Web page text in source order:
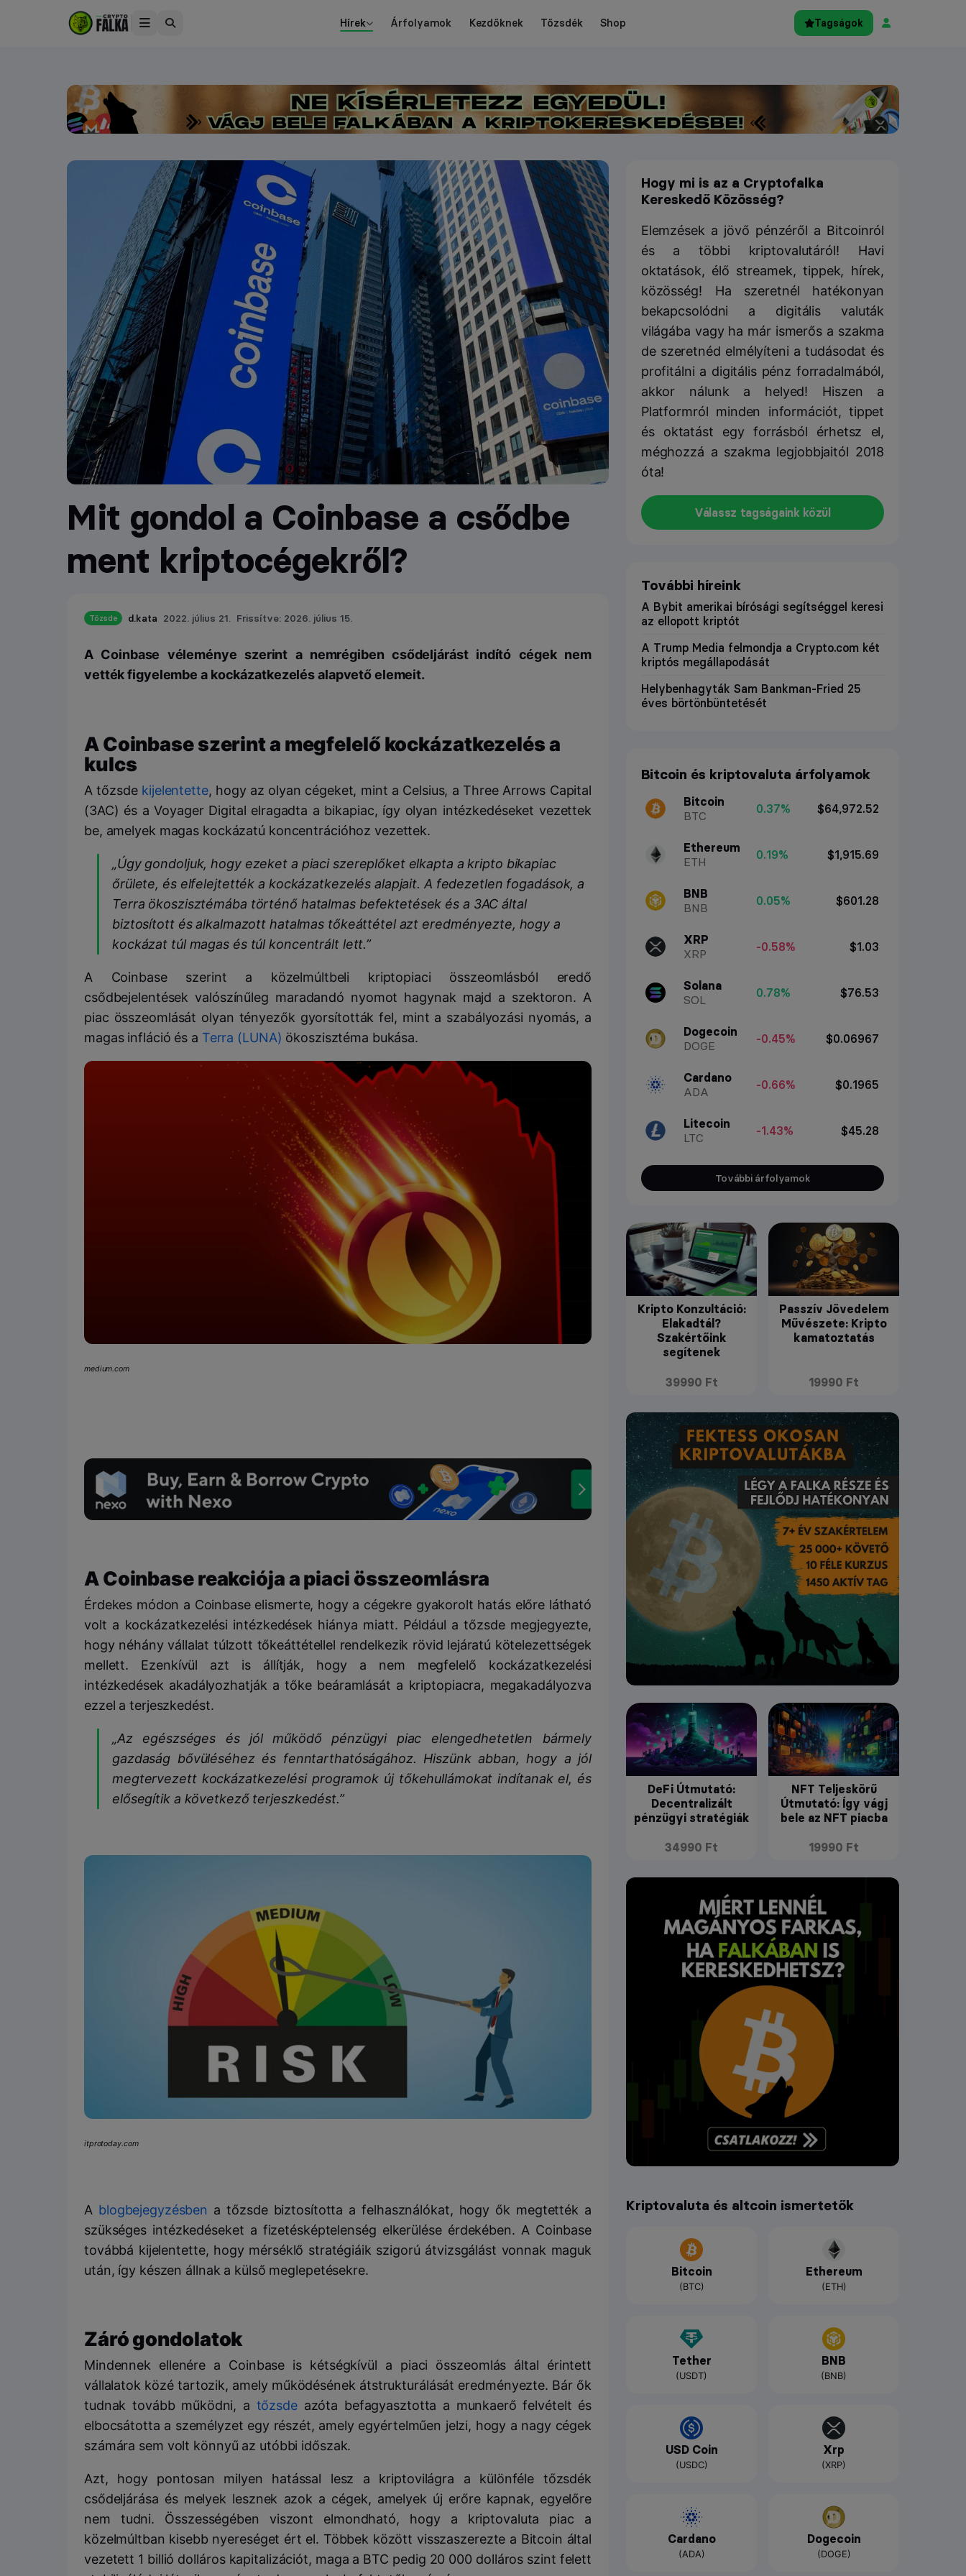
Hírek Árfolyamok Kezdőknek Tőzsdék Shop Tagságok
Mit gondol a Coinbase a csődbe
ment kriptocégekről?
Tőzsde d.kata 2022. július 21. Frissítve: 2026. július 15.
A Coinbase véleménye szerint a nemrégiben csődeljárást indító cégek nem
vették figyelembe a kockázatkezelés alapvető elemeit.
A Coinbase szerint a megfelelő kockázatkezelés a
kulcs
A tőzsde kijelentette, hogy az olyan cégeket, mint a Celsius, a Three Arrows Capital
(3AC) és a Voyager Digital elragadta a bikapiac, így olyan intézkedéseket vezettek
be, amelyek magas kockázatú koncentrációhoz vezettek.
„Úgy gondoljuk, hogy ezeket a piaci szereplőket elkapta a kripto bikapiac
őrülete, és elfelejtették a kockázatkezelés alapjait. A fedezetlen fogadások, a
Terra ökoszisztémába történő hatalmas befektetések és a 3AC által
biztosított és alkalmazott hatalmas tőkeáttétel azt eredményezte, hogy a
kockázat túl magas és túl koncentrált lett.”
A Coinbase szerint a közelmúltbeli kriptopiaci összeomlásból eredő
csődbejelentések valószínűleg maradandó nyomot hagynak majd a szektoron. A
piac összeomlását olyan tényezők gyorsították fel, mint a szabályozási nyomás, a
magas infláció és a Terra (LUNA) ökoszisztéma bukása.
medium.com
A Coinbase reakciója a piaci összeomlásra
Érdekes módon a Coinbase elismerte, hogy a cégekre gyakorolt hatás előre látható
volt a kockázatkezelési intézkedések hiánya miatt. Például a tőzsde megjegyezte,
hogy néhány vállalat túlzott tőkeáttétellel rendelkezik rövid lejáratú kötelezettségek
mellett. Ezenkívül azt is állítják, hogy a nem megfelelő kockázatkezelési
intézkedések akadályozhatják a tőke beáramlását a kriptopiacra, megakadályozva
ezzel a terjeszkedést.
„Az egészséges és jól működő pénzügyi piac elengedhetetlen bármely
gazdaság bővüléséhez és fenntarthatóságához. Hiszünk abban, hogy a jól
megtervezett kockázatkezelési programok új tőkehullámokat indítanak el, és
elősegítik a következő terjeszkedést.”
itprotoday.com
A blogbejegyzésben a tőzsde biztosította a felhasználókat, hogy ők megtették a
szükséges intézkedéseket a fizetésképtelenség elkerülése érdekében. A Coinbase
továbbá kijelentette, hogy mérséklő stratégiáik szigorú átvizsgálást vonnak maguk
után, így készen állnak a külső meglepetésekre.
Záró gondolatok
Mindennek ellenére a Coinbase is kétségkívül a piaci összeomlás által érintett
vállalatok közé tartozik, amely működésének átstrukturálását eredményezte. Bár ők
tudnak tovább működni, a tőzsdeazóta befagyasztotta a munkaerő felvételt és
elbocsátotta a személyzet egy részét, amely egyértelműen jelzi, hogy a nagy cégek
számára sem volt könnyű az utóbbi időszak.
Azt, hogy pontosan milyen hatással lesz a kriptovilágra a különféle tőzsdék
csődeljárása és melyek lesznek azok a cégek, amelyek új erőre kapnak, egyelőre
nem tudni. Összességében viszont elmondható, hogy a kriptovaluta piac a
közelmúltban kisebb nyereséget ért el. Többek között visszaszerezte a Bitcoin által
vezetett 1 billió dolláros kapitalizációt, maga a BTC pedig 20 000 dolláros szint felett
Hogy mi is az a Cryptofalka
Kereskedő Közösség?
Elemzések a jövő pénzéről a Bitcoinról
és a többi kriptovalutáról! Havi
oktatások, élő streamek, tippek, hírek,
közösség! Ha szeretnél hatékonyan
bekapcsolódni a digitális valuták
világába vagy ha már ismerős a szakma
de szeretnéd elmélyíteni a tudásodat és
profitálni a digitális pénz forradalmából,
akkor nálunk a helyed! Hiszen a
Platformról minden információt, tippet
és oktatást egy forrásból érhetsz el,
méghozzá a szakma legjobbjaitól 2018
óta!
Válassz tagságaink közül
További híreink
A Bybit amerikai bírósági segítséggel keresi
az ellopott kriptót
A Trump Media felmondja a Crypto.com két
kriptós megállapodását
Helybenhagyták Sam Bankman-Fried 25
éves börtönbüntetését
Bitcoin és kriptovaluta árfolyamok
Bitcoin
BTC
0.37% $64,972.52
Ethereum
ETH
0.19% $1,915.69
BNB
BNB
0.05% $601.28
XRP
XRP
-0.58% $1.03
Solana
SOL
0.78% $76.53
Dogecoin
DOGE
-0.45% $0.06967
Cardano
ADA
-0.66% $0.1965
Litecoin
LTC
-1.43% $45.28
További árfolyamok
Kripto Konzultáció:
Elakadtál?
Szakértőink
segítenek
39990 Ft
Passzív Jövedelem
Művészete: Kripto
kamatoztatás
19990 Ft
DeFi Útmutató:
Decentralizált
pénzügyi stratégiák
34990 Ft
NFT Teljeskörű
Útmutató: Így vágj
bele az NFT piacba
19990 Ft
Kriptovaluta és altcoin ismertetők
Bitcoin
(BTC)
Ethereum
(ETH)
Tether
(USDT)
BNB
(BNB)
USD Coin
(USDC)
Xrp
(XRP)
Cardano
(ADA)
Dogecoin
(DOGE)